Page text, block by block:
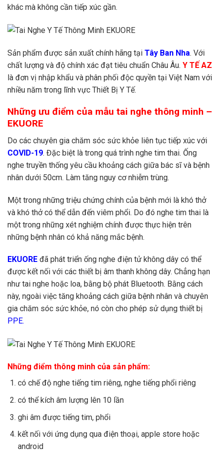
khác mà không cần tiếp xúc gần.
Sản phẩm được sản xuất chính hãng tại Tây Ban Nha. Với
chất lượng và độ chính xác đạt tiêu chuẩn Châu Âu. Y TẾ AZ
là đơn vị nhập khẩu và phân phối độc quyền tại Việt Nam với
nhiều năm trong lĩnh vực Thiết Bị Y Tế.
Những ưu điểm của mẫu tai nghe thông minh –
EKUORE
Do các chuyên gia chăm sóc sức khỏe liên tục tiếp xúc với
COVID-19. Đặc biệt là trong quá trình nghe tim thai. Ống
nghe truyền thống yêu cầu khoảng cách giữa bác sĩ và bệnh
nhân dưới 50cm. Làm tăng nguy cơ nhiễm trùng.
Một trong những triệu chứng chính của bệnh mới là khó thở
và khó thở có thể dẫn đến viêm phổi. Do đó nghe tim thai là
một trong những xét nghiệm chính được thực hiện trên
những bệnh nhân có khả năng mắc bệnh.
EKUORE đã phát triển ống nghe điện tử không dây có thể
được kết nối với các thiết bị âm thanh không dây. Chẳng hạn
như tai nghe hoặc loa, bằng bộ phát Bluetooth. Bằng cách
này, ngoài việc tăng khoảng cách giữa bệnh nhân và chuyên
gia chăm sóc sức khỏe, nó còn cho phép sử dụng thiết bị
PPE.
Những điểm thông minh của sản phẩm:
có chế độ nghe tiếng tim riêng, nghe tiếng phổi riêng
có thể kích âm lượng lên 10 lần
ghi âm được tiếng tim, phổi
kết nối với ứng dụng qua điện thoại, apple store hoặc
android